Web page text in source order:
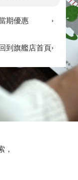
，
期優惠 ›
到旗艦店首頁›